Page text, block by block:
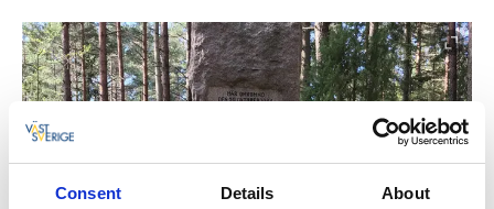
Consent Details About